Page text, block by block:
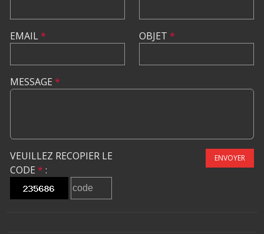
EMAIL* OBJET *
MESSAGE *
VEUILLEZ RECOPIER LE
CODE * :
ENVOYER